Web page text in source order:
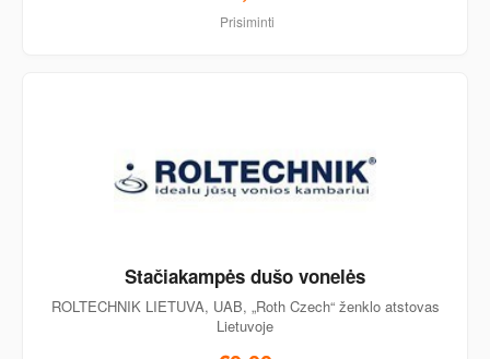
Prisiminti
Stačiakampės dušo vonelės
ROLTECHNIK LIETUVA, UAB, „Roth Czech“ ženklo atstovas
Lietuvoje